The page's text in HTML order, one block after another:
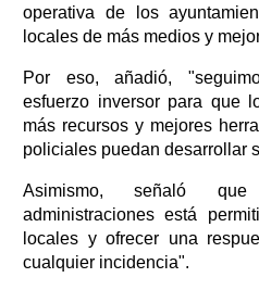
operativa de los
locales de más medios y
Por eso, añadió,
esfuerzo inversor para que
más recursos y mejores
policiales puedan desarrollar
Asimismo, señaló
administraciones está
locales y ofrecer una
cualquier incidencia".